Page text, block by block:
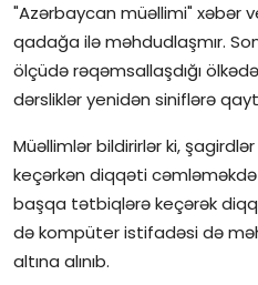
İctimai şura
Dünya
"Azərbaycan müəllimi" xəbər
qadağa ilə məhdudlaşmır.
ölçüdə rəqəmsallaşdığı
dərsliklər yenidən siniflərə
Müəllimlər bildirirlər ki,
keçərkən diqqəti
başqa tətbiqlərə keçərək
də kompüter istifadəsi də
altına alınıb.